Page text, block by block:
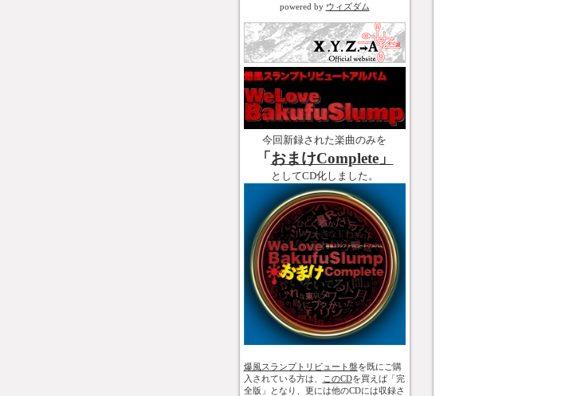
powered by ウィズダム
今回新録された楽曲のみを
「おまけComplete」
としてCD化しました。
爆風スランプトリビュート盤を既にご購
入されている方は、
このCDを買えば「完
全版」となり、更には他のCDには収録さ